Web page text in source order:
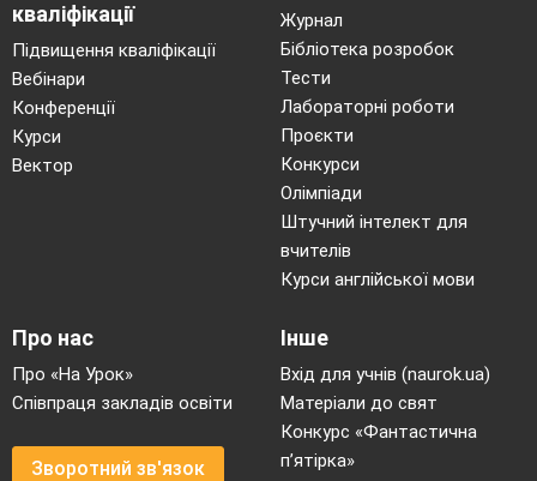
кваліфікації
Підвищення кваліфікації
Вебінари
Конференції
Курси
Вектор
Журнал
Бібліотека розробок
Тести
Лабораторні роботи
Проєкти
Конкурси
Олімпіади
Штучний інтелект для
вчителів
Курси англійської мови
Про нас
Про «На Урок»
Співпраця закладів освіти
Зворотний зв'язок
Інше
Вхід для учнів (naurok.ua)
Матеріали до свят
Конкурс «Фантастична
п’ятірка»